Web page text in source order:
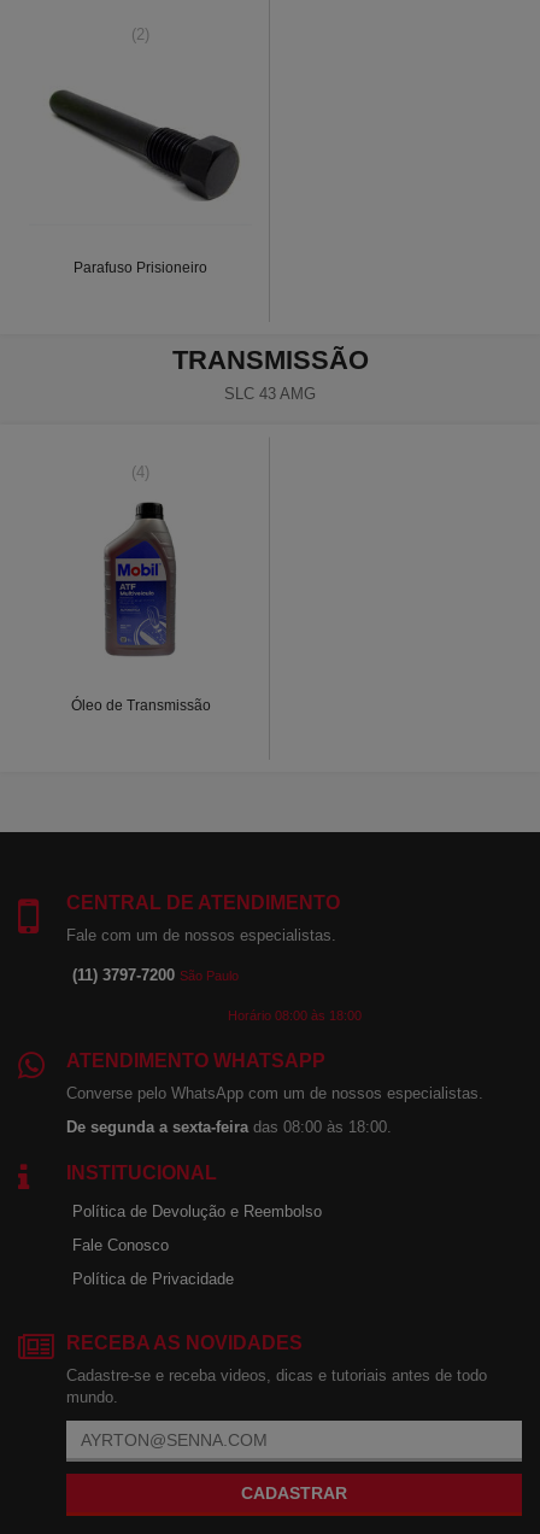
(2)
Parafuso Prisioneiro
TRANSMISSÃO
SLC 43 AMG
(4)
Óleo de Transmissão
CENTRAL DE ATENDIMENTO
Fale com um de nossos especialistas.
(11) 3797-7200 São Paulo
Horário 08:00 às 18:00
ATENDIMENTO WHATSAPP
Converse pelo WhatsApp com um de nossos especialistas.
De segunda a sexta-feiradas 08:00 às 18:00.
INSTITUCIONAL
Política de Devolução e Reembolso
Fale Conosco
Política de Privacidade
RECEBA AS NOVIDADES
Cadastre-se e receba videos, dicas e tutoriais antes de todo
mundo.
CADASTRAR